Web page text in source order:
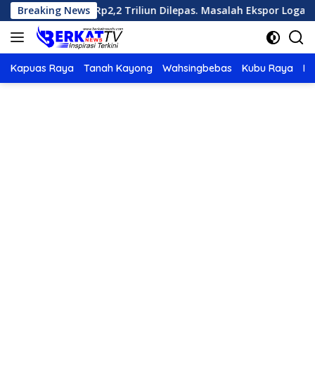
Langsung
ke
konten
Breaking News
Rp2,2 Triliun Dilepas. Masalah Ekspor Logam Tanah
Kapuas Raya Tanah Kayong Wahsingbebas Kubu Raya